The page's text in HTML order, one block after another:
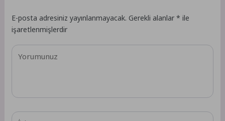
E-posta adresiniz yayınlanmayacak. Gerekli alanlar* ile
işaretlenmişlerdir